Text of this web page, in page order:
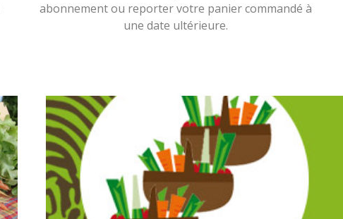
abonnement ou reporter votre panier commandé à
une date ultérieure.